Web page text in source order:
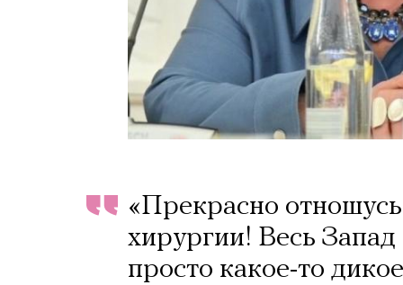
«Прекрасно
хирургии! Весь Запад
просто какое-то